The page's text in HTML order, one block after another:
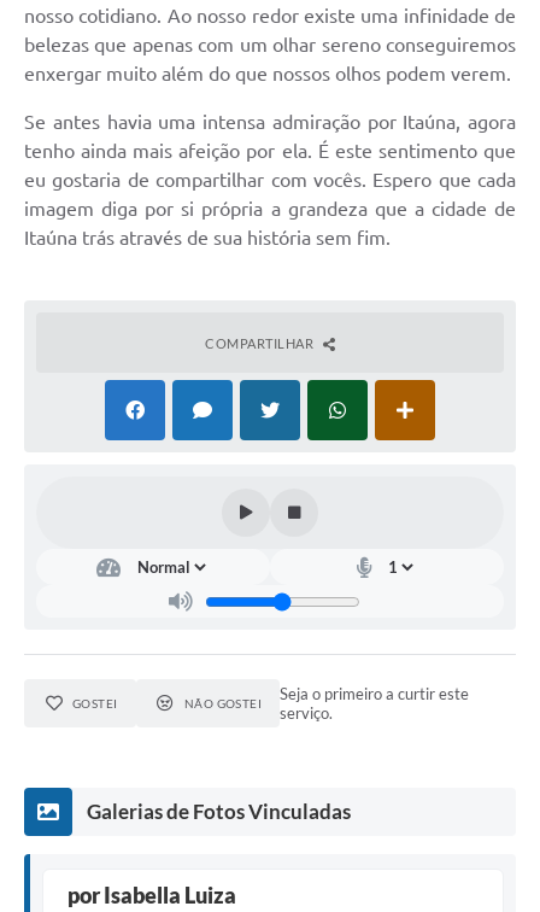
nosso cotidiano. Ao nosso redor existe uma infinidade de
belezas que apenas com um olhar sereno conseguiremos
enxergar muito além do que nossos olhos podem verem.
Se antes havia uma intensa admiração por Itaúna, agora
tenho ainda mais afeição por ela. É este sentimento que
eu gostaria de compartilhar com vocês. Espero que cada
imagem diga por si própria a grandeza que a cidade de
Itaúna trás através de sua história sem fim.
COMPARTILHAR
GOSTEI NÃO GOSTEI
Seja o primeiro a curtir este
serviço.
Galerias de Fotos Vinculadas
por Isabella Luiza